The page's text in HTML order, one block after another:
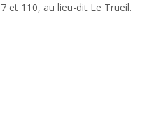
et 110, au lieu-dit Le Trueil.